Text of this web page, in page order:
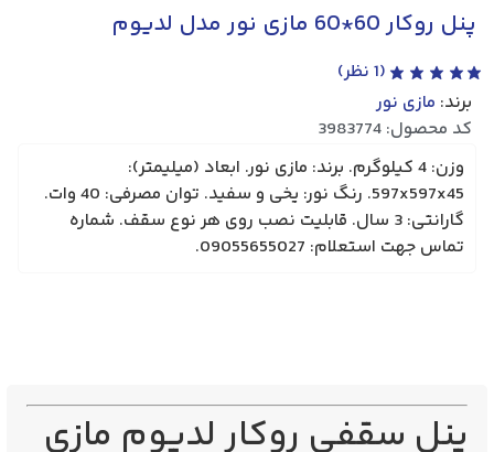
پنل روکار 60*60 مازی نور مدل لدیوم
(
1 نظر)
برند: مازی نور
کد محصول: 3983774
وزن: 4 کیلوگرم. برند: مازی نور. ابعاد (میلیمتر):
597x597x45. رنگ نور: یخی و سفید. توان مصرفی: 40 وات.
گارانتی: 3 سال. قابلیت نصب روی هر نوع سقف. شماره
تماس جهت استعلام: 09055655027.
پنل سقفی روکار لدیوم مازی